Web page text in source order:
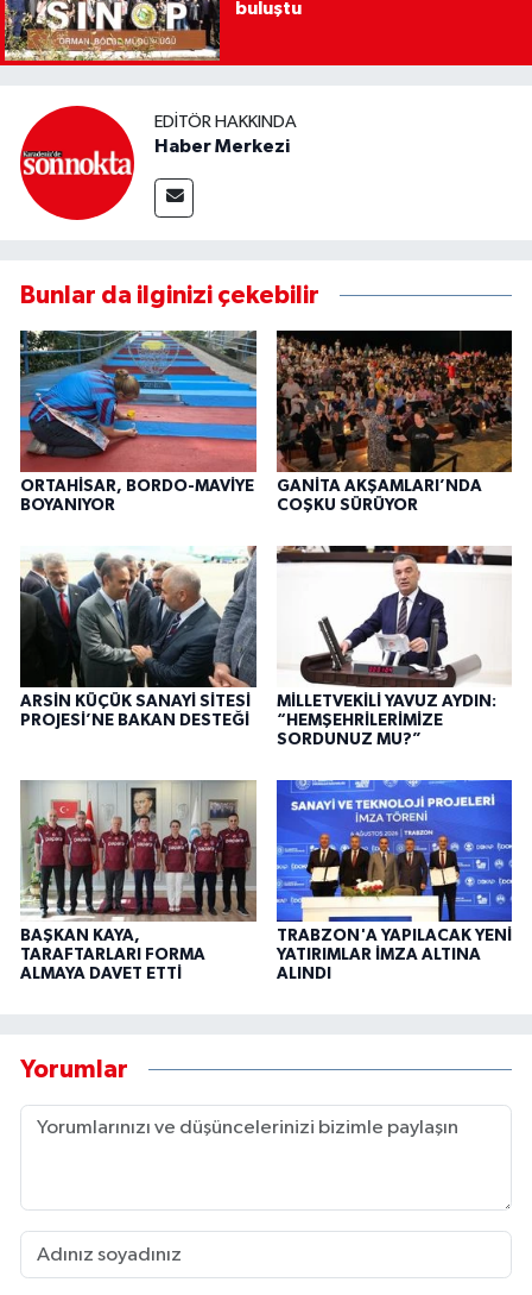
buluştu
EDITÖR HAKKINDA
Haber Merkezi
Bunlar da ilginizi çekebilir
ORTAHİSAR, BORDO-MAVİYE
BOYANIYOR
GANİTA AKŞAMLARI’NDA
COŞKU SÜRÜYOR
ARSİN KÜÇÜK SANAYİ SİTESİ
PROJESİ’NE BAKAN DESTEĞİ
MİLLETVEKİLİ YAVUZ AYDIN:
“HEMŞEHRİLERİMİZE
SORDUNUZ MU?”
BAŞKAN KAYA,
TARAFTARLARI FORMA
ALMAYA DAVET ETTİ
TRABZON'A YAPILACAK YENİ
YATIRIMLAR İMZA ALTINA
ALINDI
Yorumlar